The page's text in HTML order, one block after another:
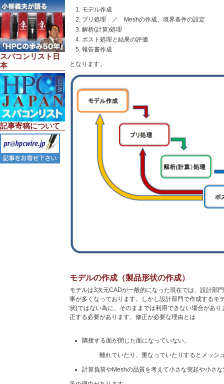
スパコンリスト日
本
記事寄稿について
モデル作成
プリ処理 ／ Meshの作成、境界条件の設定
解析(計算)処理
ポスト処理と結果の評価
報告書作成
となります。
モデルの作成（製品形状の作成）
モデルは3次元CADが一般的になった現在では、設計部
事が多くなっております。しかし設計部門で作成するモ
状)ではない為に、そのままでは利用できない場合があ
正する必要があります。修正が必要な理由とは
隣接する面が閉じた面になっていない。
離れていたり、重なっていたりするとメッシ
計算負荷やMeshの品質を考えて小さな突起や小さ